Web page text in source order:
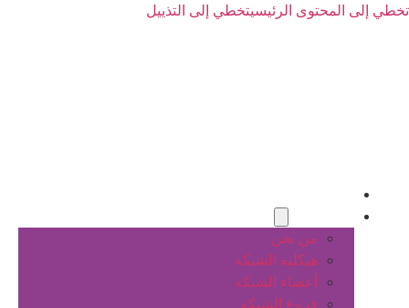
تخطي إلى المحتوى الرئيسيتخطي إلى التذييل
من نحن
هيكلية الشبكة
أعضاء الشبكة
فروع الشبكة